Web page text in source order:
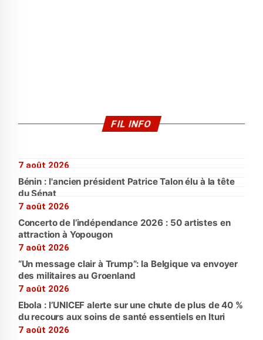
FIL INFO
7 août 2026
Bénin : l'ancien président Patrice Talon élu à la tête
du Sénat
7 août 2026
Concerto de l’indépendance 2026 : 50 artistes en
attraction à Yopougon
7 août 2026
“Un message clair à Trump”: la Belgique va envoyer
des militaires au Groenland
7 août 2026
Ebola : l’UNICEF alerte sur une chute de plus de 40 %
du recours aux soins de santé essentiels en Ituri
7 août 2026